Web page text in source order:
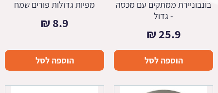
בונבוניירת ממתקים עם מכסה
- גדול
25.9
₪
הוספה לסל
מפיות גדולות פורים שמח
8.9
₪
הוספה לסל